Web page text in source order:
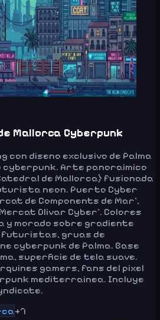
Mallorca Cyberpunk
con diseno exclusivo de Palma
cyberpunk. Arte panoraimico
de Mallorca) fusionada
neon. Puerto Cyber
de Components de Mar',
Olivar Cyber'. Colores
y morado sobre gradiente
futuristas, gruas de
cyberpunk de Palma. Base
superficie de tela suave.
gamers, fans del pixel
mediterrainea. Incluye
+7